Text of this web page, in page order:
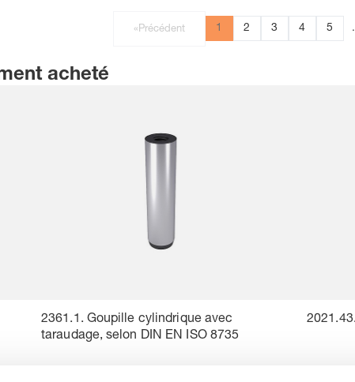
«Précédent 1 2 3 4 5
acheté
2361.1. Goupille cylindrique avec
taraudage, selon DIN EN ISO 8735